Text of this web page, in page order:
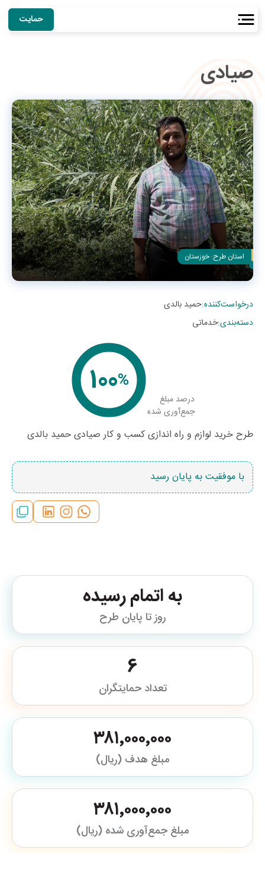
حمایت
صیادی
استان طرح: خوزستان
درخواست‌کننده:حمید بالدی
دسته‌بندی:خدماتی
درصد مبلغ
جمع‌آوری شده
%
100
طرح خرید لوازم و راه اندازی کسب و کار صیادی حمید بالدی
با موفقیت به پایان رسید
به اتمام رسیده
روز تا پایان طرح
6
تعداد حمایتگران
۳۸۱٬۰۰۰٬۰۰۰
مبلغ هدف (ریال)
۳۸۱٬۰۰۰٬۰۰۰
مبلغ جمع‌آوری شده (ریال)